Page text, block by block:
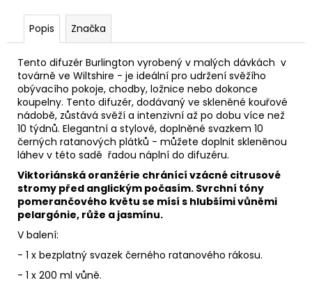
Popis Značka
Tento difuzér Burlington vyrobený v malých dávkách v
továrně ve Wiltshire - je ideální pro udržení svěžího
obývacího pokoje, chodby, ložnice nebo dokonce
koupelny. Tento difuzér, dodávaný ve skleněné kouřové
nádobě, zůstává svěží a intenzivní až po dobu více než
10 týdnů. Elegantní a stylové, doplněné svazkem 10
černých ratanových plátků - můžete doplnit skleněnou
láhev v této sadě řadou náplní do difuzéru.
Viktoriánská oranžérie chránící vzácné citrusové
stromy před anglickým počasím. Svrchní tóny
pomerančového květu se mísí s hlubšími vůněmi
pelargónie, růže a jasmínu.
V balení:
- 1 x bezplatný svazek černého ratanového rákosu.
- 1 x 200 ml vůně.